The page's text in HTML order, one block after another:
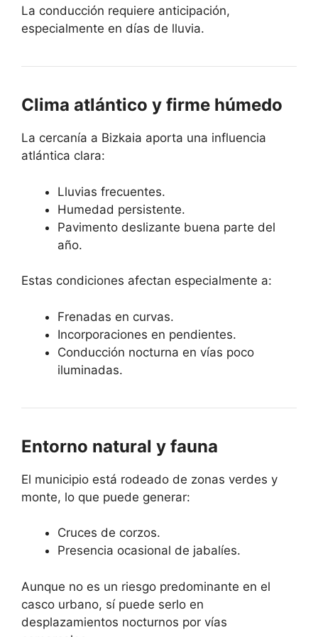
La conducción requiere anticipación,
especialmente en días de lluvia.
Clima atlántico y firme húmedo
La cercanía a Bizkaia aporta una influencia
atlántica clara:
Lluvias frecuentes.
Humedad persistente.
Pavimento deslizante buena parte del
año.
Estas condiciones afectan especialmente a:
Frenadas en curvas.
Incorporaciones en pendientes.
Conducción nocturna en vías poco
iluminadas.
Entorno natural y fauna
El municipio está rodeado de zonas verdes y
monte, lo que puede generar:
Cruces de corzos.
Presencia ocasional de jabalíes.
Aunque no es un riesgo predominante en el
casco urbano, sí puede serlo en
desplazamientos nocturnos por vías